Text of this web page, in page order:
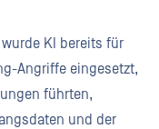
wurde KI bereits für
Angriffe eingesetzt,
führten,
und der